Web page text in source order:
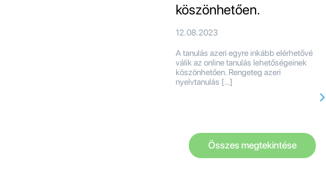
köszönhetően.
12.08.2023
A tanulás azeri egyre inkább elérhetővé
válik az online tanulás lehetőségeinek
köszönhetően. Rengeteg azeri
nyelvtanulás […]
Összes megtekintése